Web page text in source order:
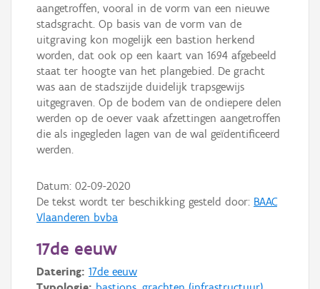
aangetroffen, vooral in de vorm van een nieuwe
stadsgracht. Op basis van de vorm van de
uitgraving kon mogelijk een bastion herkend
worden, dat ook op een kaart van 1694 afgebeeld
staat ter hoogte van het plangebied. De gracht
was aan de stadszijde duidelijk trapsgewijs
uitgegraven. Op de bodem van de ondiepere delen
werden op de oever vaak afzettingen aangetroffen
die als ingegleden lagen van de wal geïdentificeerd
werden.
Datum: 02-09-2020
De tekst wordt ter beschikking gesteld door: BAAC
Vlaanderen bvba
17de eeuw
Datering: 17de eeuw